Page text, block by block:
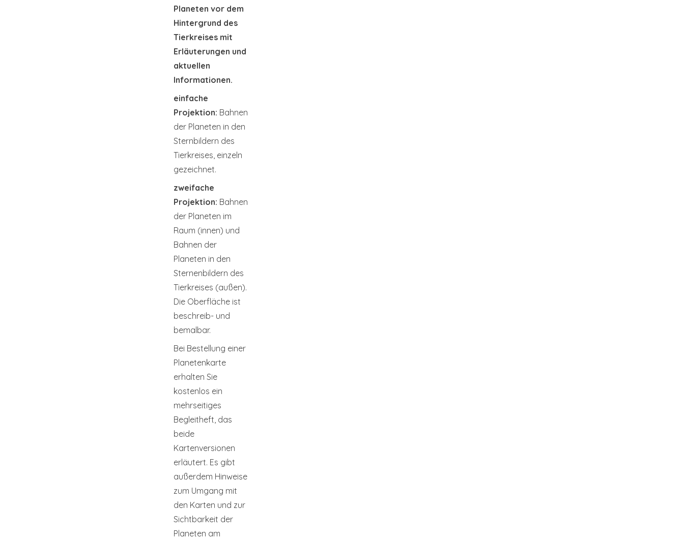
Planeten vor dem
Hintergrund des
Tierkreises mit
Erläuterungen und
aktuellen
Informationen.
einfache
Projektion: Bahnen
der Planeten in den
Sternbildern des
Tierkreises, einzeln
gezeichnet.
zweifache
Projektion: Bahnen
der Planeten im
Raum (innen) und
Bahnen der
Planeten in den
Sternenbildern des
Tierkreises (außen).
Die Oberfläche ist
beschreib- und
bemalbar.
Bei Bestellung einer
Planetenkarte
erhalten Sie
kostenlos ein
mehrseitiges
Begleitheft, das
beide
Kartenversionen
erläutert. Es gibt
außerdem Hinweise
zum Umgang mit
den Karten und zur
Sichtbarkeit der
Planeten am